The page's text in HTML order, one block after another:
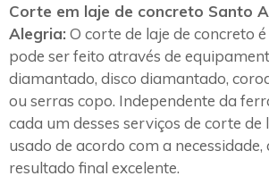
Corte em laje de concreto Santo
Alegria: O corte de laje de concreto
pode ser feito através de
diamantado, disco diamantado,
ou serras copo. Independente da
cada um desses serviços de corte de
usado de acordo com a
resultado final excelente.